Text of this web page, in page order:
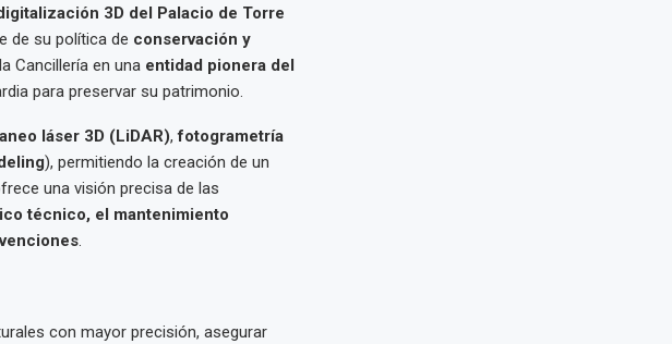
3D del Palacio de Torre
de su política de conservación y
Cancillería en una entidad pionera del
para preservar su patrimonio.
láser 3D (LiDAR),fotogrametría
), permitiendo la creación de un
una visión precisa de las
técnico, el mantenimiento
.
con mayor precisión, asegurar